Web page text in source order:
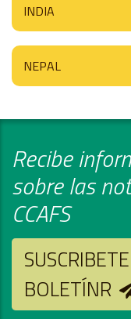
INDIA
NEPAL
Recibe
sobre las
CCAFS
BOLETÍNR